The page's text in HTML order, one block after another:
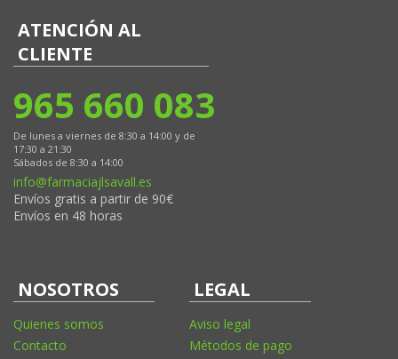
ATENCIÓN AL
CLIENTE
965 660 083
De lunes a viernes de 8:30 a 14:00 y de
17:30 a 21:30
Sábados de 8:30 a 14:00
info@farmaciajlsavall.es
Envíos gratis a partir de 90€
Envíos en 48 horas
NOSOTROS
Quienes somos
Contacto
LEGAL
Aviso legal
Métodos de pago